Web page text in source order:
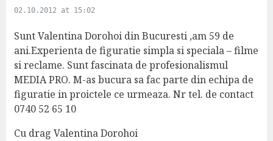
s
:
02.10.2012 at 15:02
Sunt Valentina Dorohoi din Bucuresti ,am 59 de
ani.Experienta de figuratie simpla si speciala – filme
si reclame. Sunt fascinata de profesionalismul
MEDIA PRO. M-as bucura sa fac parte din echipa de
figuratie in proictele ce urmeaza. Nr tel. de contact
0740 52 65 10
Cu drag Valentina Dorohoi